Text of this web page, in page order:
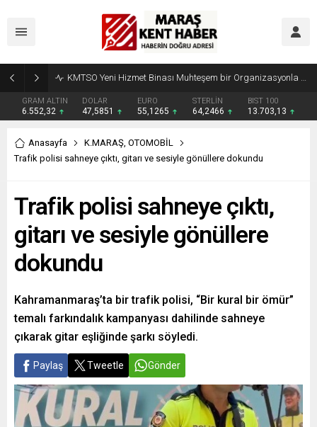
Madrigal, Perşembe Günü KAFUM’da Sahne Alacak
GRAM ALTIN
6.552,32
DOLAR
47,5851
EURO
55,1265
STERLİN
64,2466
BIST 100
13.703,13
Anasayfa K.MARAŞ, OTOMOBİL
Trafik polisi sahneye çıktı, gitarı ve sesiyle gönüllere dokundu
Trafik polisi sahneye çıktı,
gitarı ve sesiyle gönüllere
dokundu
Kahramanmaraş’ta bir trafik polisi, “Bir kural bir ömür”
temalı farkındalık kampanyası dahilinde sahneye
çıkarak gitar eşliğinde şarkı söyledi.
Paylaş Tweetle Gönder